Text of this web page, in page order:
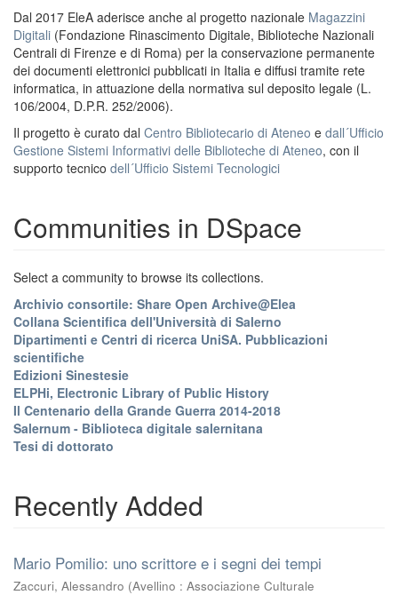
Dal 2017 EleA aderisce anche al progetto nazionale Magazzini
Digitali (Fondazione Rinascimento Digitale, Biblioteche Nazionali
Centrali di Firenze e di Roma) per la conservazione permanente
dei documenti elettronici pubblicati in Italia e diffusi tramite rete
informatica, in attuazione della normativa sul deposito legale (L.
106/2004, D.P.R. 252/2006).
Il progetto è curato dal Centro Bibliotecario di Ateneo e dall´Ufficio
Gestione Sistemi Informativi delle Biblioteche di Ateneo, con il
supporto tecnico dell´Ufficio Sistemi Tecnologici
Communities in DSpace
Select a community to browse its collections.
Archivio consortile: Share Open Archive@Elea
Collana Scientifica dell'Università di Salerno
Dipartimenti e Centri di ricerca UniSA. Pubblicazioni
scientifiche
Edizioni Sinestesie
ELPHi, Electronic Library of Public History
Il Centenario della Grande Guerra 2014-2018
Salernum - Biblioteca digitale salernitana
Tesi di dottorato
Recently Added
Mario Pomilio: uno scrittore e i segni dei tempi
Zaccuri, Alessandro (Avellino : Associazione Culturale